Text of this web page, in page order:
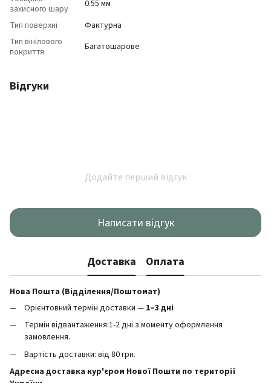
захисного шару
0.55 мм
Тип поверхні
Фактурна
Тип вінілового
покриття
Багатошарове
Відгуки
Додайте перший відгук
Написати відгук
Доставка Оплата
Нова Пошта (Відділення/Поштомат)
Орієнтовний термін доставки — 1–3 дні
Термін відвантаження:1-2 дні з моменту оформлення
замовлення.
Вартість доставки: від 80 грн.
Адресна доставка кур'єром Нової Пошти по території